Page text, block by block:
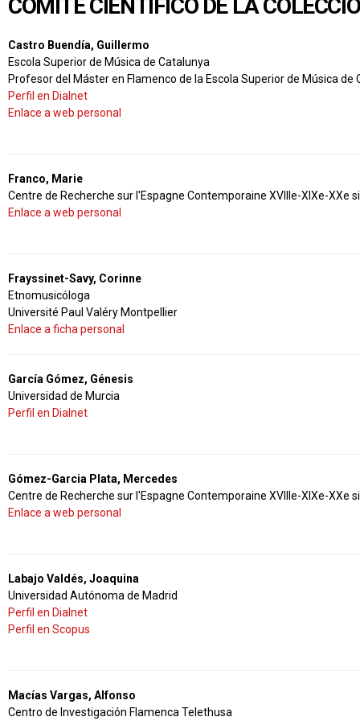
COMITÉ CIENTÍFICO DE LA
Castro Buendía, Guillermo
Escola Superior de Música de Catalunya
Profesor del Máster en Flamenco de la Escola Superior de Música de
Perfil en Dialnet
Enlace a web personal
Franco, Marie
Centre de Recherche sur l'Espagne Contemporaine XVIIIe-XIXe-XXe
Enlace a web personal
Frayssinet-Savy, Corinne
Etnomusicóloga
Université Paul Valéry Montpellier
Enlace a ficha personal
García Gómez, Génesis
Universidad de Murcia
Perfil en Dialnet
Gómez-Garcia Plata, Mercedes
Centre de Recherche sur l'Espagne Contemporaine XVIIIe-XIXe-XXe
Enlace a web personal
Labajo Valdés, Joaquina
Universidad Autónoma de Madrid
Perfil en Dialnet
Perfil en Scopus
Macías Vargas, Alfonso
Centro de Investigación Flamenca Telethusa